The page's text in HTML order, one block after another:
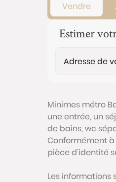
Vendre
Estimer
Minimes métro
une entrée, un
de bains, wc
Conformément
pièce d'identité
Les informations